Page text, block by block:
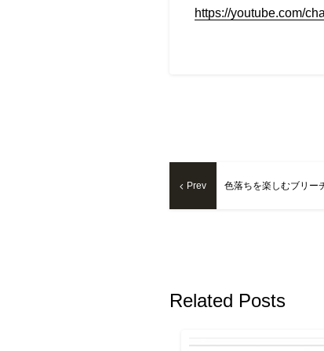
https://youtube.com/
Prev 色落ちを楽しむブリー
Related Posts